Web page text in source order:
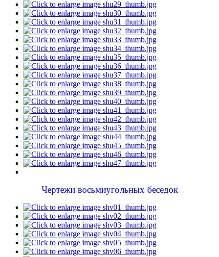
Чертежи восьмиугольных беседок